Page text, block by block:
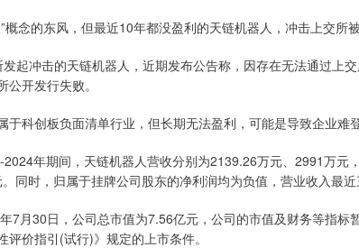
概念的东风，但最近10年都没盈利的天链机器人，冲击上交所被
起冲击的天链机器人，近期发布公告称，因存在无法通过上
开发行失败。
于科创板负面清单行业，但长期无法盈利，可能是导致企业难
年期间，天链机器人营收分别为2139.26万元、2991万元
同时，归属于挂牌公司股东的净利润均为负值，营业收入最近
7月30日，公司总市值为7.56亿元，公司的市值及财务等指标
评价指引(试行)》规定的上市条件。